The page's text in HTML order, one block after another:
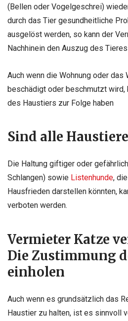
(Bellen oder Vogelgeschrei)
durch das Tier gesundheitliche
ausgelöst werden, so kann der
Nachhinein den Auszug des
Auch wenn die Wohnung oder das
beschädigt oder beschmutzt wird,
des Haustiers zur Folge haben
Sind alle
Die Haltung giftiger oder
Schlangen) sowie Listenhunde,
Hausfrieden darstellen könnten,
verboten werden.
Vermieter Katze
Die Zustimmung
einholen
Auch wenn es grundsätzlich das
Haustier zu halten, ist es sinnvoll